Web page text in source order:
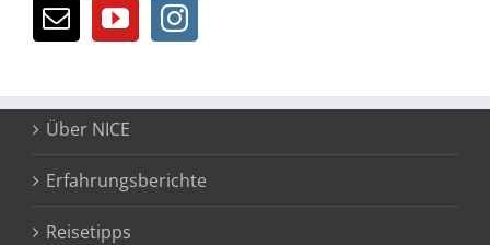
Über NICE
Erfahrungsberichte
Reisetipps